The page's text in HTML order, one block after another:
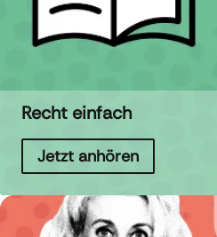
Recht einfach
Jetzt anhören